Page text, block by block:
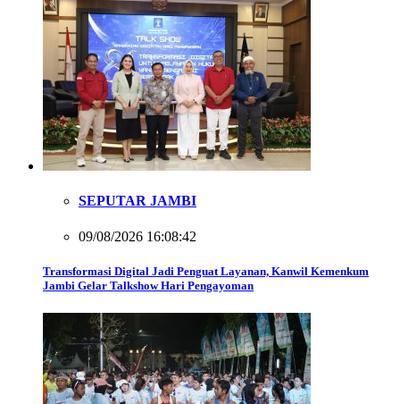
SEPUTAR JAMBI
09/08/2026 16:08:42
Transformasi Digital Jadi Penguat Layanan, Kanwil Kemenkum
Jambi Gelar Talkshow Hari Pengayoman